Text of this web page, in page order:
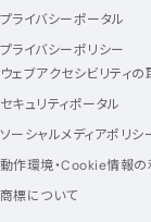
プライバシーポータル
プライバシーポリシー
ウェブアクセシビリティの
セキュリティポータル
ソーシャルメディアポリシ
動作環境・Cookie情報の
商標について